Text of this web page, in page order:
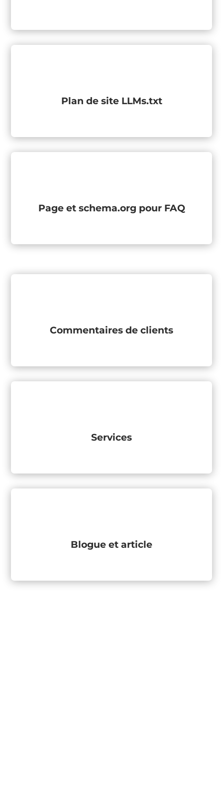
Plan de site LLMs.txt
Page et schema.org pour FAQ
Commentaires de clients
Services
Blogue et article